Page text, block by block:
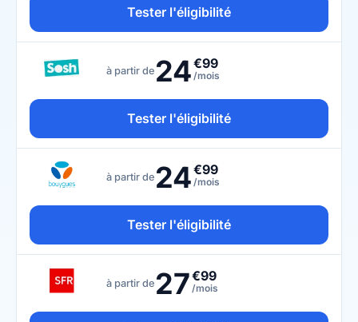
Tester l'éligibilité
à partir de 24€99
/mois
Tester l'éligibilité
à partir de 24€99
/mois
Tester l'éligibilité
à partir de 27€99
/mois